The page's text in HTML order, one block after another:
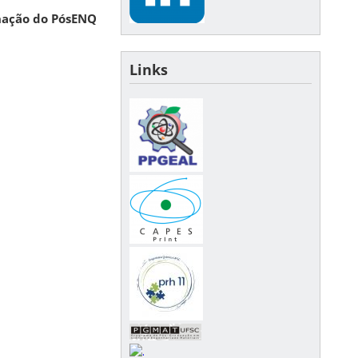
do PósENQ
Links